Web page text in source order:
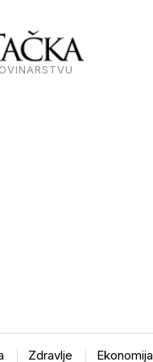
Zdravlje Ekonomija